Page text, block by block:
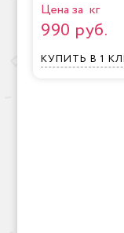
Цена за кг
990 руб.
КУПИТЬ В 1